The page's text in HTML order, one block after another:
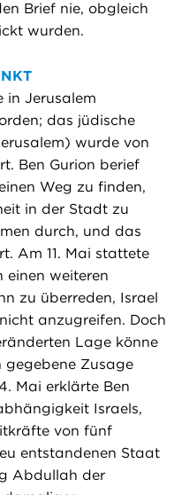
Brief nie, obgleich
wurden.
in Jerusalem
das jüdische
wurde von
Ben Gurion berief
Weg zu finden,
in der Stadt zu
durch, und das
Am 11. Mai stattete
einen weiteren
zu überreden, Israel
anzugreifen. Doch
Lage könne
gegebene Zusage
Mai erklärte Ben
Israels,
von fünf
entstandenen Staat
Abdullah der